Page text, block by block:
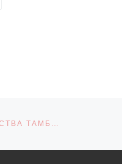
27 ДЕКАБРЯ 2022 ГОДА В БОЛЬШОМ ЗАЛЕ ПРАВИТЕЛЬСТВА ТАМБОВСКОЙ ОБЛАСТИ СОСТОЯЛАСЬ ТОРЖЕСТВЕННАЯ ЦЕРЕМОНИЯ ВРУЧЕНИЯ ГРАНТОВ ПРАВИТЕЛЬСТВА ТАМБОВСКОЙ ОБЛАСТИ ТАЛАНТЛИВЫМ ДЕТЯМ